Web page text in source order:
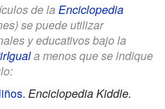
de la Enciclopedia
se puede utilizar
y educativos bajo la
a menos que se indique
. Enciclopedia Kiddle.